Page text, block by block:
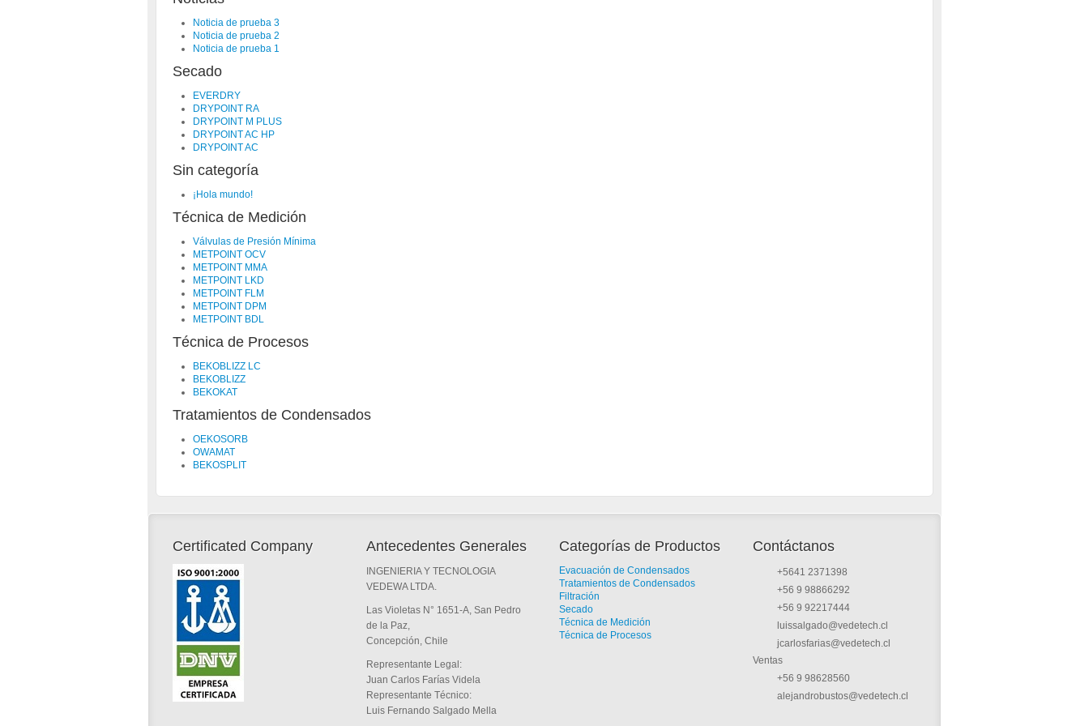
Noticia de prueba 3
Noticia de prueba 2
Noticia de prueba 1
Secado
EVERDRY
DRYPOINT RA
DRYPOINT M PLUS
DRYPOINT AC HP
DRYPOINT AC
Sin categoría
¡Hola mundo!
Técnica de Medición
Válvulas de Presión Mínima
METPOINT OCV
METPOINT MMA
METPOINT LKD
METPOINT FLM
METPOINT DPM
METPOINT BDL
Técnica de Procesos
BEKOBLIZZ LC
BEKOBLIZZ
BEKOKAT
Tratamientos de Condensados
OEKOSORB
OWAMAT
BEKOSPLIT
Certificated Company Antecedentes Generales
INGENIERIA Y TECNOLOGIA
VEDEWA LTDA.
Las Violetas N° 1651-A, San Pedro
de la Paz,
Concepción, Chile
Representante Legal:
Juan Carlos Farías Videla
Representante Técnico:
Luis Fernando Salgado Mella
Categorías de Productos
Evacuación de Condensados
Tratamientos de Condensados
Filtración
Secado
Técnica de Medición
Técnica de Procesos
Contáctanos
+5641 2371398
+56 9 98866292
+56 9 92217444
luissalgado@vedetech.cl
jcarlosfarias@vedetech.cl
Ventas
+56 9 98628560
alejandrobustos@vedetech.cl